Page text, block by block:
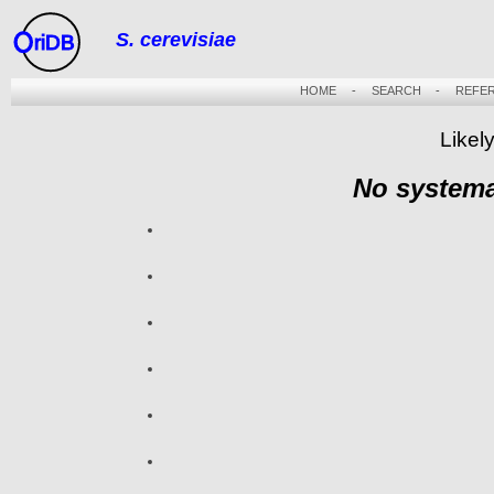
riDB S. cerevisiae
HOME- SEARCH -
No